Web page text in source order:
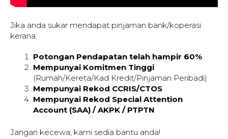
Jika anda sukar mendapat pinjaman bank/koperasi
kerana:
Potongan Pendapatan telah hampir 60%
Mempunyai Komitmen Tinggi
(Rumah/Kereta/Kad Kredit/Pinjaman Peribadi)
Mempunyai Rekod CCRIS/CTOS
Mempunyai Rekod Special Attention
Account (SAA) / AKPK / PTPTN
Jangan kecewa, kami sedia bantu anda!